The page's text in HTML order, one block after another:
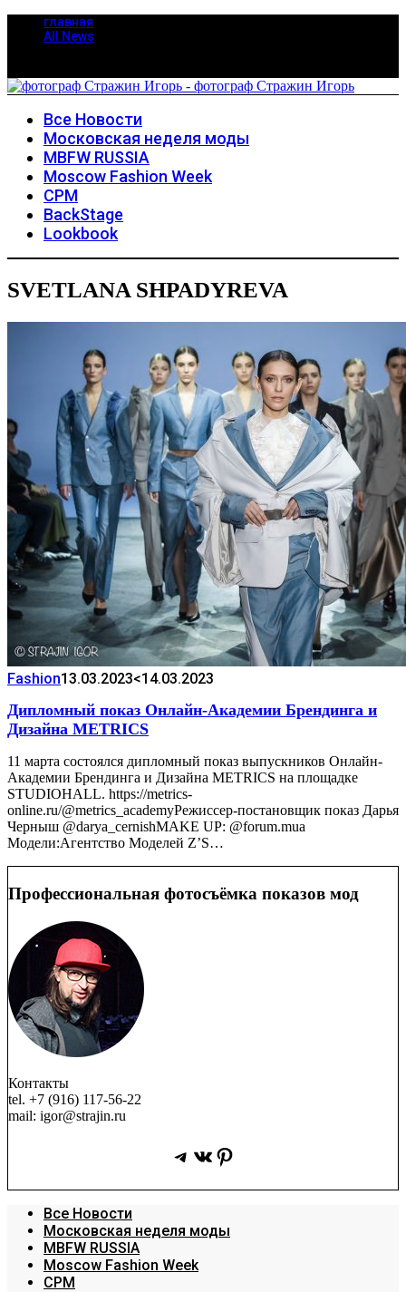
главная
All News
Все Новости
Московская неделя моды
MBFW RUSSIA
Moscow Fashion Week
CPM
BackStage
Lookbook
SVETLANA SHPADYREVA
Fashion13.03.2023<14.03.2023
Дипломный показ Онлайн-Академии Брендинга и
Дизайна METRICS
11 марта состоялся дипломный показ выпускников Онлайн-
Академии Брендинга и Дизайна METRICS на площадке
STUDIOHALL. https://metrics-
online.ru/@metrics_academyРежиссер-постановщик показ Дарья
Черныш @darya_cernishMAKE UP: @forum.mua
Модели:Агентство Моделей Z’S…
Профессиональная фотосъёмка показов мод
Контакты
tel. +7 (916) 117-56-22
mail: igor@strajin.ru
Telegram
ВКонтакте
Pinterest
Все Новости
Московская неделя моды
MBFW RUSSIA
Moscow Fashion Week
CPM